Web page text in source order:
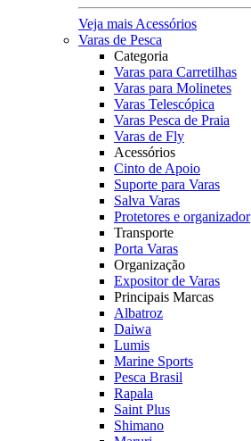
Veja mais Acessórios
Varas de Pesca
Categoria
Varas para Carretilhas
Varas para Molinetes
Varas Telescópica
Varas Pesca de Praia
Varas de Fly
Acessórios
Cinto de Apoio
Suporte para Varas
Salva Varas
Protetores e organizador
Transporte
Porta Varas
Organização
Expositor de Varas
Principais Marcas
Albatroz
Daiwa
Lumis
Marine Sports
Pesca Brasil
Rapala
Saint Plus
Shimano